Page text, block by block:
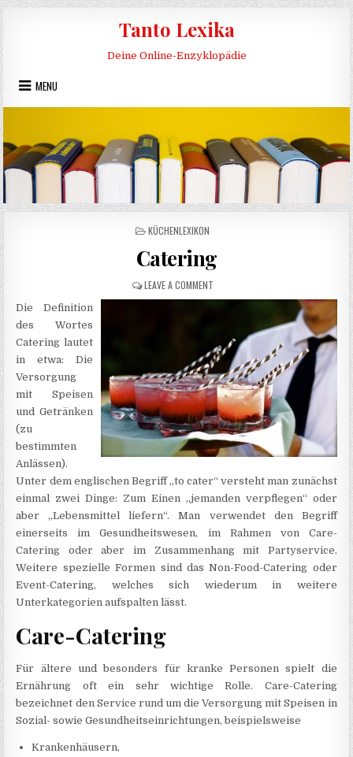
Skip to content
Tanto Lexika
Deine Online-Enzyklopädie
MENU
POSTED IN
KÜCHENLEXIKON
Catering
LEAVE A COMMENTON CATERING
Die Definition
des Wortes
Catering lautet
in etwa: Die
Versorgung
mit Speisen
und Getränken
(zu
bestimmten
Anlässen).
Unter dem englischen Begriff „to cater“ versteht man zunächst
einmal zwei Dinge: Zum Einen „jemanden verpflegen“ oder
aber „Lebensmittel liefern“. Man verwendet den Begriff
einerseits im Gesundheitswesen, im Rahmen von Care-
Catering oder aber im Zusammenhang mit Partyservice.
Weitere spezielle Formen sind das Non-Food-Catering oder
Event-Catering, welches sich wiederum in weitere
Unterkategorien aufspalten lässt.
Care-Catering
Für ältere und besonders für kranke Personen spielt die
Ernährung oft ein sehr wichtige Rolle. Care-Catering
bezeichnet den Service rund um die Versorgung mit Speisen in
Sozial- sowie Gesundheitseinrichtungen, beispielsweise
Krankenhäusern,